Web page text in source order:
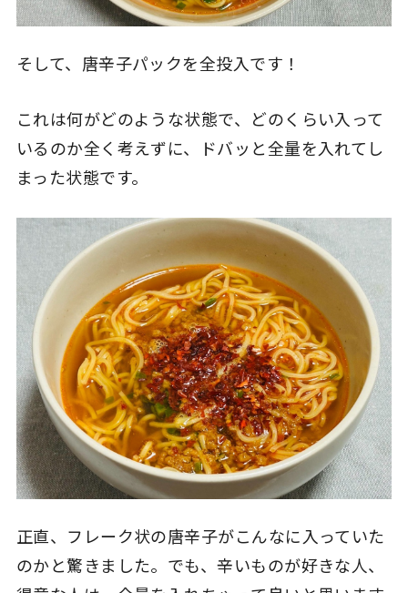
そして、唐辛子パックを全投入です！
これは何がどのような状態で、どのくらい入って
いるのか全く考えずに、ドバッと全量を入れてし
まった状態です。
正直、フレーク状の唐辛子がこんなに入っていた
のかと驚きました。でも、辛いものが好きな人、